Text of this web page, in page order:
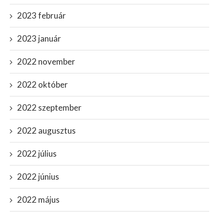
2023 február
2023 január
2022 november
2022 október
2022 szeptember
2022 augusztus
2022 július
2022 június
2022 május